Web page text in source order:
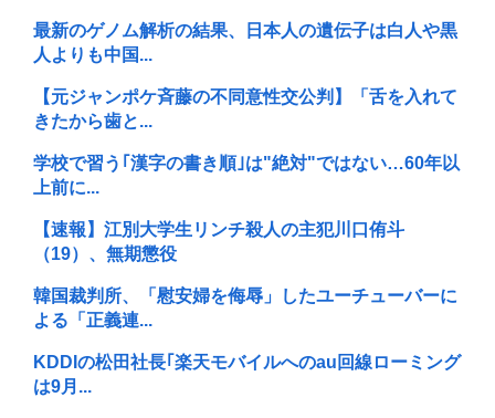
最新のゲノム解析の結果、日本人の遺伝子は白人や黒
人よりも中国...
【元ジャンポケ斉藤の不同意性交公判】「舌を入れて
きたから歯と...
学校で習う｢漢字の書き順｣は"絶対"ではない…60年以
上前に...
【速報】江別大学生リンチ殺人の主犯川口侑斗
（19）、無期懲役
韓国裁判所、「慰安婦を侮辱」したユーチューバーに
よる「正義連...
KDDIの松田社長｢楽天モバイルへのau回線ローミング
は9月...